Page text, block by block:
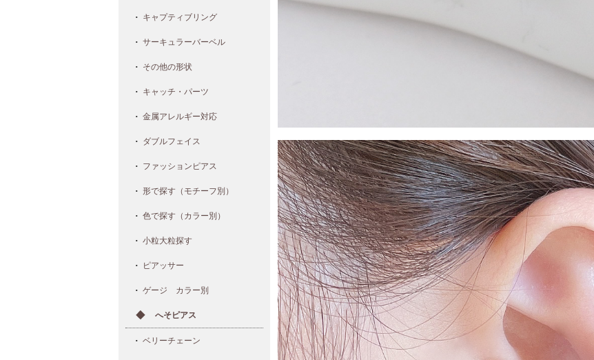
キャプティブリング
サーキュラーバーベル
その他の形状
キャッチ・パーツ
金属アレルギー対応
ダブルフェイス
ファッションピアス
形で探す（モチーフ別）
色で探す（カラー別）
小粒大粒探す
ピアッサー
ゲージ カラー別
へそピアス
ベリーチェーン